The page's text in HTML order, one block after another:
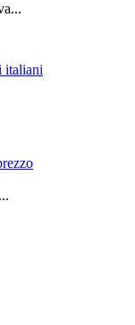
italiani